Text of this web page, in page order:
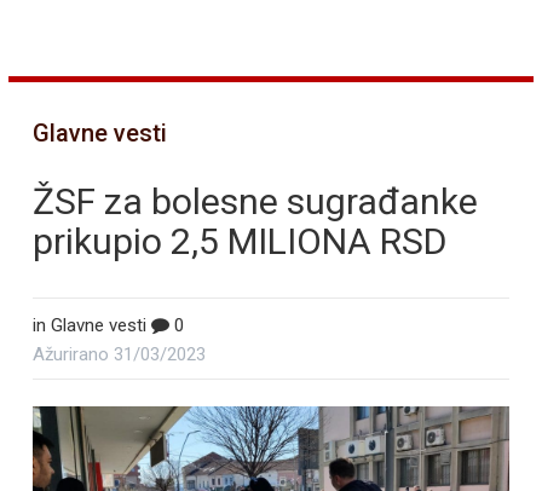
Glavne vesti
ŽSF za bolesne sugrađanke
prikupio 2,5 MILIONA RSD
in Glavne vesti
0
Ažurirano 31/03/2023